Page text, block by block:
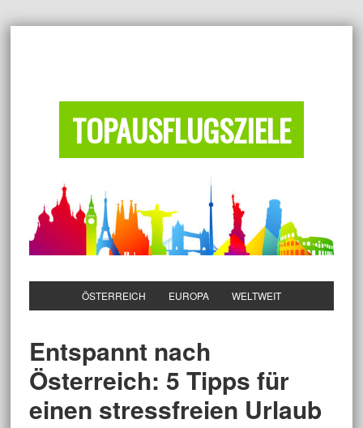
TOPAUSFLUGSZIELE
ÖSTERREICH EUROPA WELTWEIT
Entspannt nach
Österreich: 5 Tipps für
einen stressfreien Urlaub